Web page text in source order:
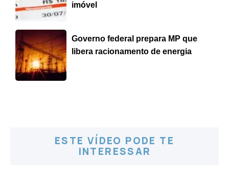
imóvel
Governo federal prepara MP que
libera racionamento de energia
ESTE VÍDEO PODE TE
INTERESSAR